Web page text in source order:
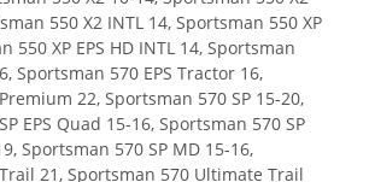
550 X2 INTL 14, Sportsman 550 XP
550 XP EPS HD INTL 14, Sportsman
Sportsman 570 EPS Tractor 16,
22, Sportsman 570 SP 15-20,
EPS Quad 15-16, Sportsman 570 SP
Sportsman 570 SP MD 15-16,
21, Sportsman 570 Ultimate Trail